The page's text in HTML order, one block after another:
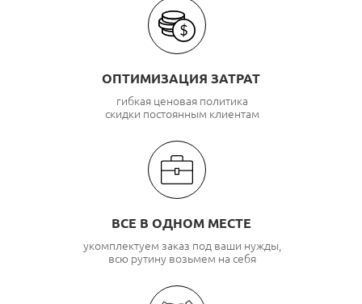
ОПТИМИЗАЦИЯ ЗАТРАТ
гибкая ценовая политика
скидки постоянным клиентам
ВСЕ В ОДНОМ МЕСТЕ
укомплектуем заказ под ваши нужды,
всю рутину возьмем на себя